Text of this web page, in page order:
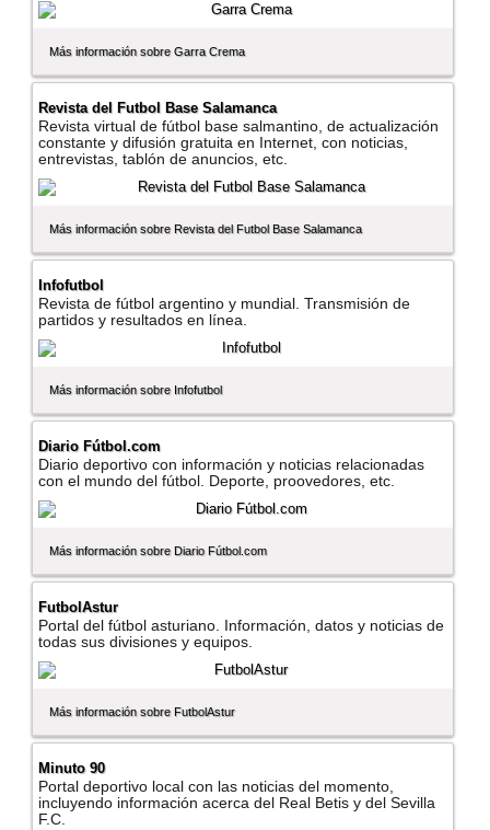
Más información sobre Garra Crema
Revista del Futbol Base Salamanca
Revista virtual de fútbol base salmantino, de actualización
constante y difusión gratuita en Internet, con noticias,
entrevistas, tablón de anuncios, etc.
Más información sobre Revista del Futbol Base Salamanca
Infofutbol
Revista de fútbol argentino y mundial. Transmisión de
partidos y resultados en lí­nea.
Más información sobre Infofutbol
Diario Fútbol.com
Diario deportivo con información y noticias relacionadas
con el mundo del fútbol. Deporte, proovedores, etc.
Más información sobre Diario Fútbol.com
FutbolAstur
Portal del fútbol asturiano. Información, datos y noticias de
todas sus divisiones y equipos.
Más información sobre FutbolAstur
Minuto 90
Portal deportivo local con las noticias del momento,
incluyendo información acerca del Real Betis y del Sevilla
F.C.